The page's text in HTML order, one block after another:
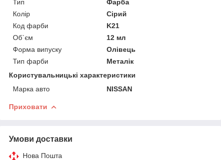
Тип
Фарба
Колір
Сірий
Код фарби
K21
Об`єм
12 мл
Форма випуску
Олівець
Тип фарби
Металік
Користувальницькі характеристики
Марка авто
NISSAN
Приховати
Умови доставки
Нова Пошта